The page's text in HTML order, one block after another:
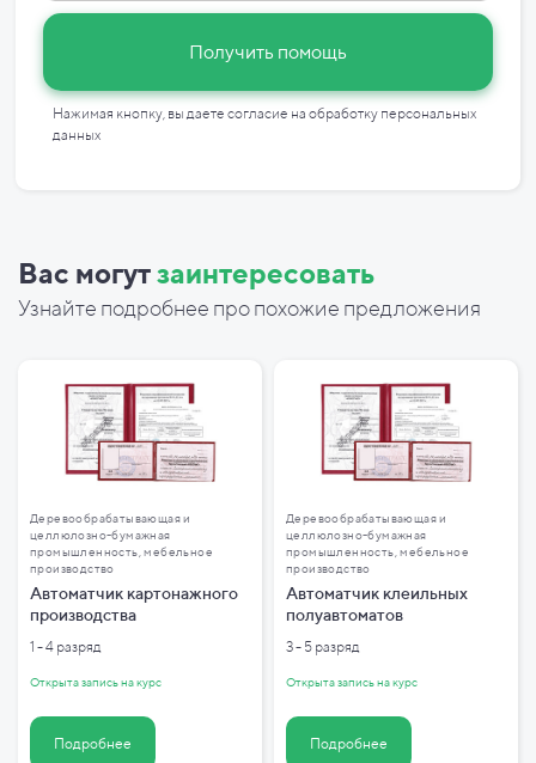
Получить помощь
Нажимая кнопку, вы даете согласие на обработку персональных
данных
Вас могутзаинтересовать
Узнайте подробнее про похожие предложения
Деревообрабатывающая и
целлюлозно-бумажная
промышленность, мебельное
производство
Автоматчик картонажного
производства
1 - 4 разряд
Открыта запись на курс
Подробнее
Деревообрабатывающая и
целлюлозно-бумажная
промышленность, мебельное
производство
Автоматчик клеильных
полуавтоматов
3 - 5 разряд
Открыта запись на курс
Подробнее